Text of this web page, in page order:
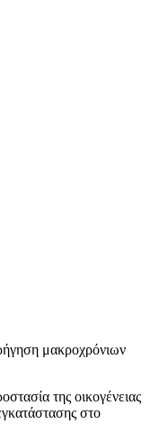
μακροχρόνιων
της οικογένειας
στο